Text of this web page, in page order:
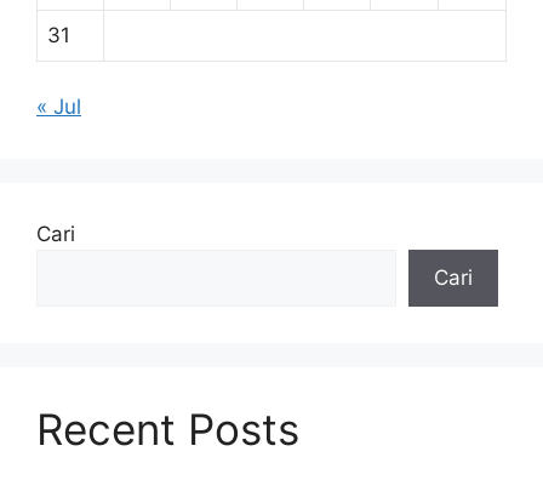
31
« Jul
Cari
Cari
Recent Posts